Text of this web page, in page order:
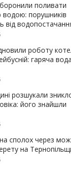
поливати
порушників
від
роботу
гаряча вода
розшукали
його знайшли
сполох через
на